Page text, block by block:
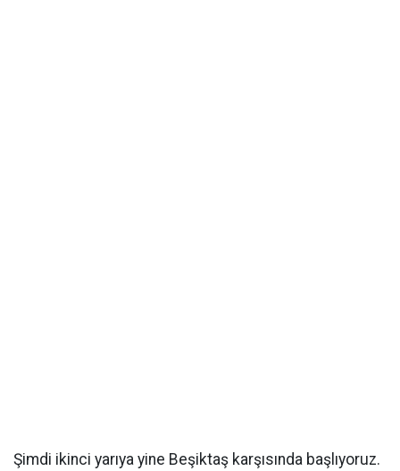
Şimdi ikinci yarıya yine Beşiktaş karşısında başlıyoruz.